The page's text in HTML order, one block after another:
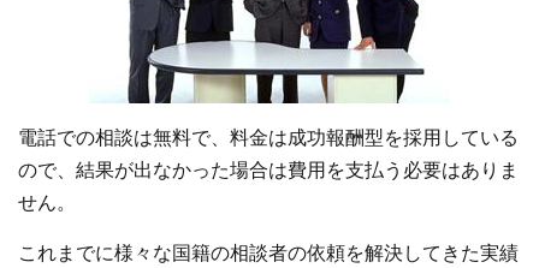
電話での相談は無料で、料金は成功報酬型を採用している
ので、結果が出なかった場合は費用を支払う必要はありま
せん。
これまでに様々な国籍の相談者の依頼を解決してきた実績